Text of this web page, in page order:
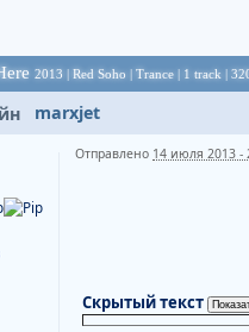
2013 | Red Soho | Trance | 1 track |
marxjet
Отправлено 14 июля 2013 -
Скрытый текст